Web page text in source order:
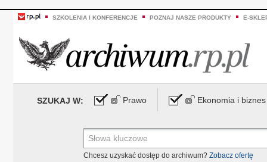
SZKOLENIA I KONFERENCJE POZNAJ NASZE PRODUKTY E-
SZUKAJ W: Prawo Ekonomia i biznes
Chcesz uzyskać dostęp do archiwum? Zobacz ofertę